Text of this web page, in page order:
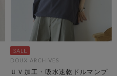
DOUX ARCHIVES
ＵＶ加工・吸水速乾ドルマンプ